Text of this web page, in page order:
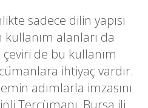
sadece dilin yapısı
alanları da
de bu kullanım
ihtiyaç vardır.
adımlarla imzasını
Tercümanı, Bursa ili